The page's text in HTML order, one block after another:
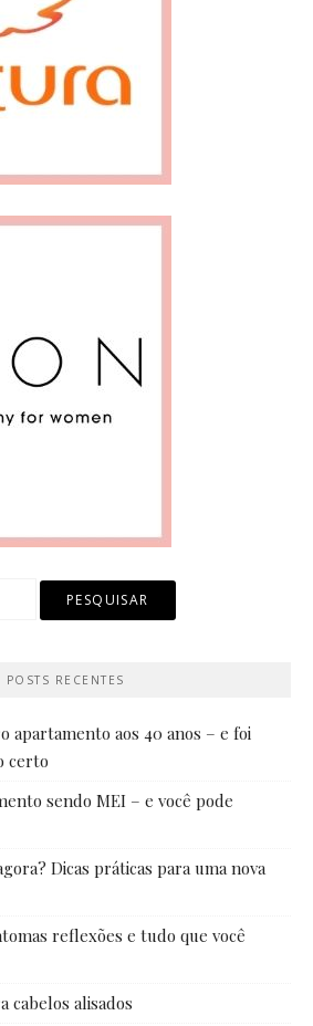
POSTS RECENTES
apartamento aos 40 anos – e foi
certo
sendo MEI – e você pode
Dicas práticas para uma nova
reflexões e tudo que você
cabelos alisados